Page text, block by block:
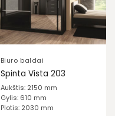
Biuro baldai
Spinta Vista 203
Aukštis: 2150 mm
Gylis: 610 mm
Plotis: 2030 mm